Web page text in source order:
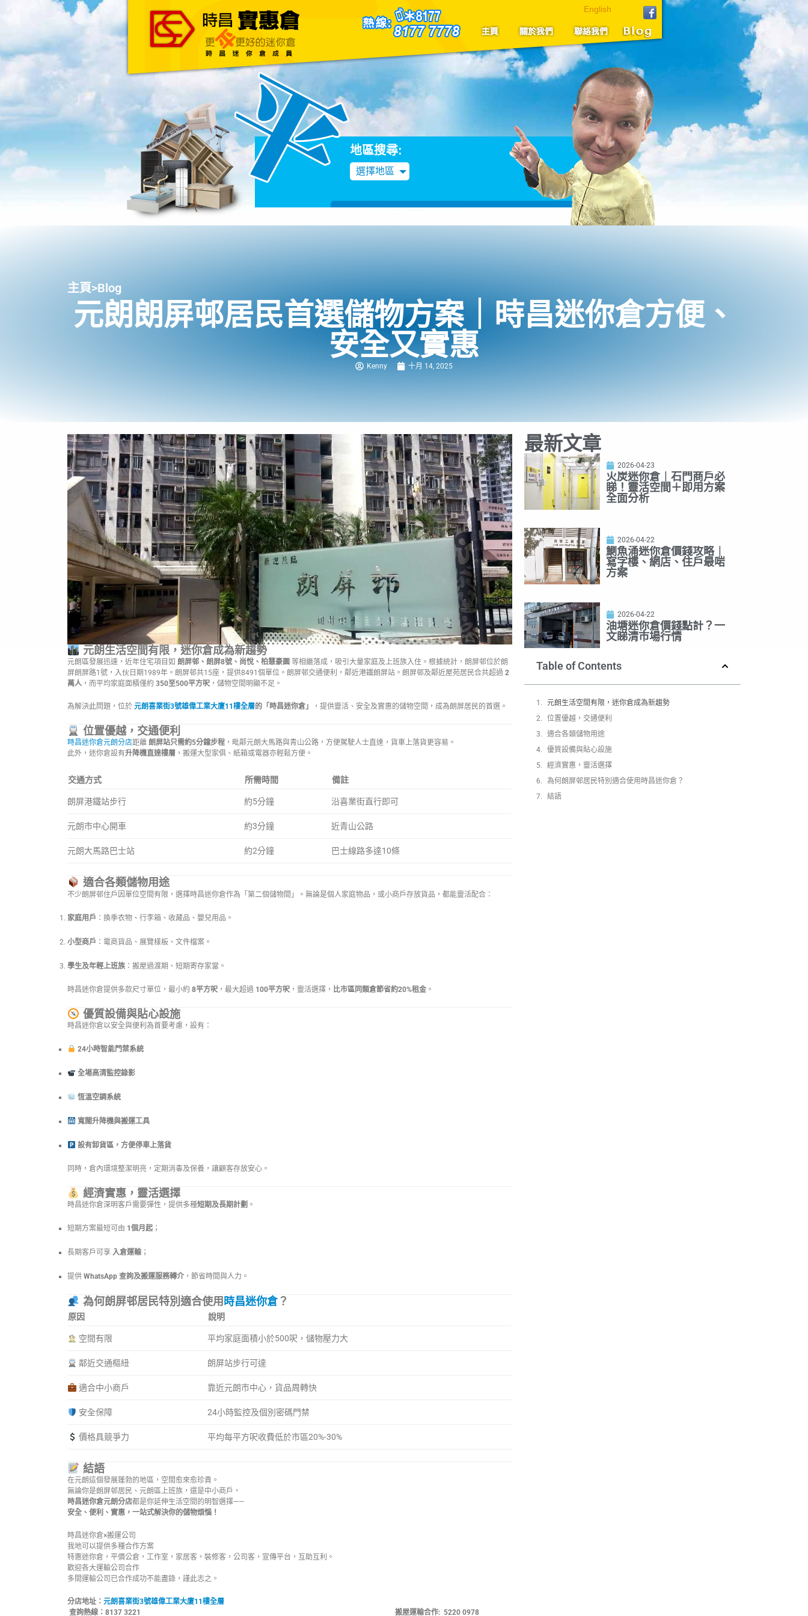
主頁 關於我們 聯絡我們
English
地區搜尋:
選擇地區
主頁>Blog
元朗朗屏邨居民首選儲物方案｜時昌迷你倉方便、
安全又實惠
Kenny 十月 14, 2025
元朗生活空間有限，迷你倉成為新趨勢
元朗區發展迅速，近年住宅項目如 朗屏邨、朗屏8號、尚悅、柏慧豪園 等相繼落成，吸引大量家庭及上班族入住。根據統計，朗屏邨位於朗
屏朗屏路1號，入伙日期1989年。朗屏邨共15座，提供8491個單位。朗屏邨交通便利，鄰近港鐵朗屏站。朗屏邨及鄰近屋苑居民合共超過 2
萬人 ，而平均家庭面積僅約 350至500平方呎 ，儲物空間明顯不足。
為解決此問題，位於 元朗喜業街3號雄偉工業大廈11樓全層的「時昌迷你倉」 ，提供靈活、安全及實惠的儲物空間，成為朗屏居民的首選。
位置優越，交通便利
時昌迷你倉元朗分店距離 朗屏站只需約5分鐘步程 ，毗鄰元朗大馬路與青山公路，方便駕駛人士直達，貨車上落貨更容易。
此外，迷你倉設有升降機直達樓層 ，搬運大型家俱、紙箱或電器亦輕鬆方便。
交通方式 所需時間 備註
朗屏港鐵站步行 約5分鐘 沿喜業街直行即可
元朗市中心開車 約3分鐘 近青山公路
元朗大馬路巴士站 約2分鐘 巴士線路多達10條
適合各類儲物用途
不少朗屏邨住戶因單位空間有限，選擇時昌迷你倉作為「第二個儲物間」。無論是個人家庭物品，或小商戶存放貨品，都能靈活配合：
家庭用戶 ：換季衣物、行李箱、收藏品、嬰兒用品。
小型商戶 ：電商貨品、展覽樣板、文件檔案。
學生及年輕上班族 ：搬屋過渡期、短期寄存家當。
時昌迷你倉提供多款尺寸單位，最小約 8平方呎 ，最大超過 100平方呎 ，靈活選擇， 比市區同類倉節省約20%租金 。
優質設備與貼心設施
時昌迷你倉以安全與便利為首要考慮，設有：
24小時智能門禁系統
全場高清監控錄影
恆溫空調系統
寬闊升降機與搬運工具
設有卸貨區，方便停車上落貨
同時，倉內環境整潔明亮，定期消毒及保養，讓顧客存放安心。
經濟實惠，靈活選擇
時昌迷你倉深明客戶需要彈性，提供多種短期及長期計劃 。
短期方案最短可由 1個月起 ；
長期客戶可享 入倉運輸 ；
提供 WhatsApp 查詢及搬運服務轉介 ，節省時間與人力。
為何朗屏邨居民特別適合使用 時昌迷你倉？
原因 說明
空間有限 平均家庭面積小於500呎，儲物壓力大
鄰近交通樞紐 朗屏站步行可達
適合中小商戶 靠近元朗市中心，貨品周轉快
安全保障 24小時監控及個別密碼門禁
價格具競爭力 平均每平方呎收費低於市區20%-30%
結語
在元朗這個發展蓬勃的地區，空間愈來愈珍貴。
無論你是朗屏邨居民、元朗區上班族，還是中小商戶，
時昌迷你倉元朗分店都是你延伸生活空間的明智選擇——
安全、便利、實惠，一站式解決你的儲物煩惱！
時昌迷你倉×搬運公司
我地可以提供多種合作方案
特惠迷你倉，平價公倉，工作室，家居客，裝修客，公司客，宣傳平台，互助互利。
歡迎各大運輸公司合作
多間運輸公司已合作成功不能盡錄，謹此志之。
分店地址： 元朗喜業街3號雄偉工業大廈11樓全層
查詢熱線：8137 3221 搬屋運輸合作: 5220 0978
最新文章
2026-04-23
火炭迷你倉｜石門商戶必
睇！靈活空間＋即用方案
全面分析
2026-04-22
鰂魚涌迷你倉價錢攻略｜
寫字樓、網店、住戶最啱
方案
2026-04-22
油塘迷你倉價錢點計？一
文睇清市場行情
Table of Contents
元朗生活空間有限，迷你倉成為新趨勢
位置優越，交通便利
適合各類儲物用途
優質設備與貼心設施
經濟實惠，靈活選擇
為何朗屏邨居民特別適合使用時昌迷你倉？
結語